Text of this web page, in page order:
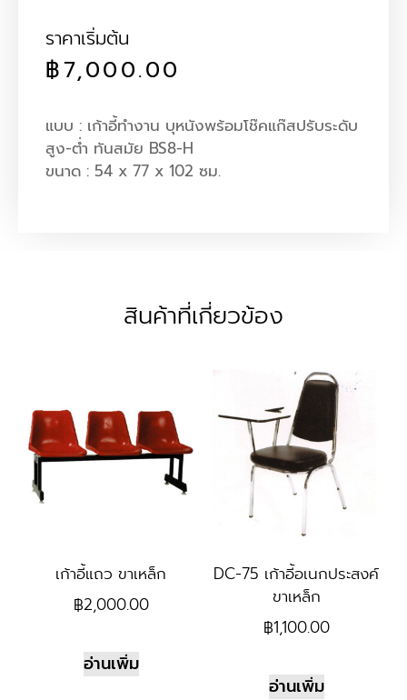
ราคาเริ่มต้น
฿7,000.00
แบบ : เก้าอี้ทำงาน บุหนังพร้อมโช๊คแก๊สปรับระดับ
สูง-ต่ำ ทันสมัย BS8-H
ขนาด : 54 x 77 x 102 ซม.
สินค้าที่เกี่ยวข้อง
เก้าอี้แถว ขาเหล็ก
฿2,000.00
อ่านเพิ่ม
DC-75 เก้าอี้อเนกประสงค์
ขาเหล็ก
฿1,100.00
อ่านเพิ่ม